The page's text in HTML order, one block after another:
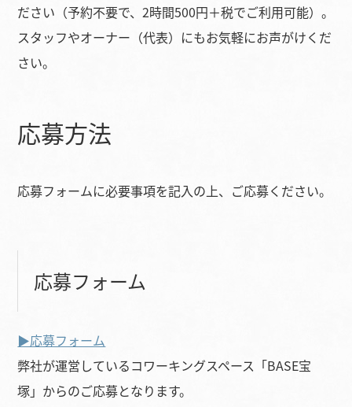
ださい（予約不要で、2時間500円＋税でご利用可能）。
スタッフやオーナー（代表）にもお気軽にお声がけくだ
さい。
応募方法
応募フォームに必要事項を記入の上、ご応募ください。
応募フォーム
▶︎応募フォーム
弊社が運営しているコワーキングスペース「BASE宝
塚」からのご応募となります。